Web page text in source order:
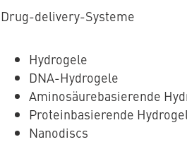
Drug-delivery-Systeme
Hydrogele
DNA-Hydrogele
Aminosäurebasierende
Proteinbasierende
Nanodiscs